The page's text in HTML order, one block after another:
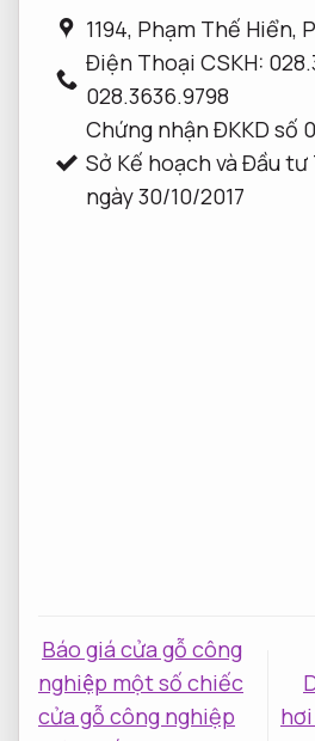
1194, Phạm Thế Hiển,
Điện Thoại CSKH:
028.3636.9798
Chứng nhận ĐKKD số
Sở Kế hoạch và Đầu tư
ngày 30/10/2017
Báo giá cửa gỗ công
nghiệp một số chiếc
cửa gỗ công nghiệp